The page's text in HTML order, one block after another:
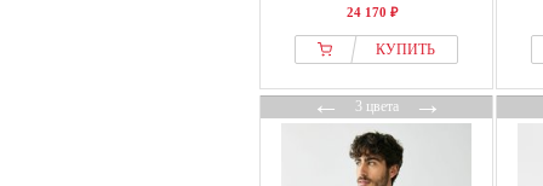
24 170 ₽
КУПИТЬ
←3 цвета→